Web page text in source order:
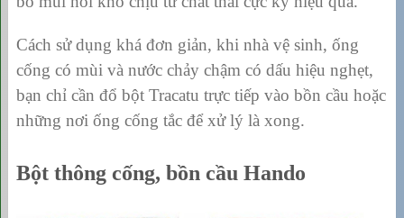
Cách sử dụng khá đơn giản, khi nhà vệ sinh, ống
cống có mùi và nước chảy chậm có dấu hiệu nghẹt,
bạn chỉ cần đổ bột Tracatu trực tiếp vào bồn cầu hoặc
những nơi ống cống tắc để xử lý là xong.
Bột thông cống, bồn cầu Hando